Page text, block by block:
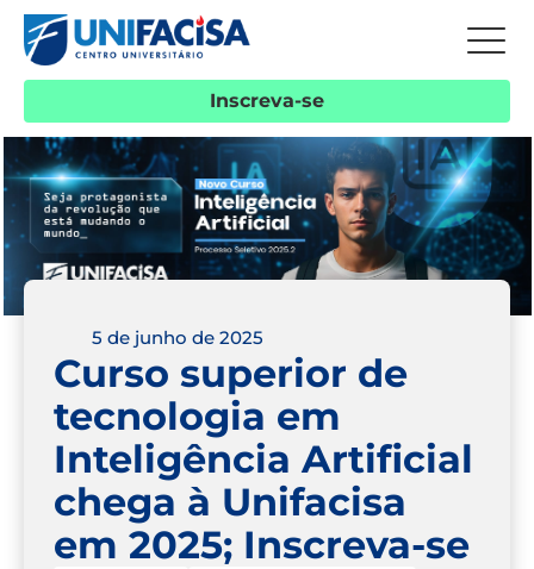
Inscreva-se
5 de junho de 2025
Curso superior de
tecnologia em
Inteligência Artificial
chega à Unifacisa
em 2025; Inscreva-se